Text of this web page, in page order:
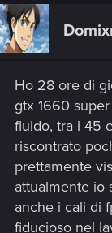
c
t
i
o
Ho 28 ore di
gtx 1660
fluido, tra i 45
riscontrato
prettamente
attualmente io
anche i cali di
fiducioso nel